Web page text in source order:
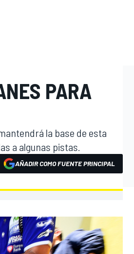
PARA
la base de esta
a algunas pistas.
AÑADIR COMO FUENTE PRINCIPAL